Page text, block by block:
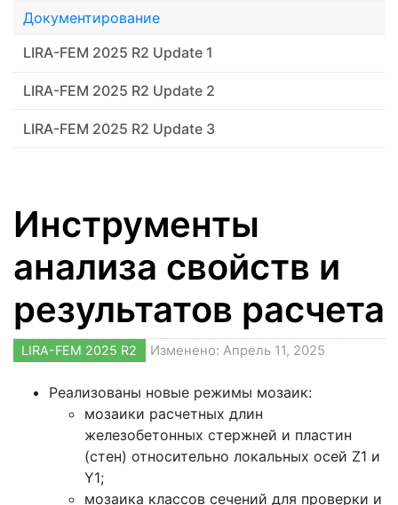
Документирование
LIRA-FEM 2025 R2 Update 1
LIRA-FEM 2025 R2 Update 2
LIRA-FEM 2025 R2 Update 3
Инструменты
анализа свойств и
результатов расчета
LIRA-FEM 2025 R2 Изменено: Апрель 11, 2025
Реализованы новые режимы мозаик:
мозаики расчетных длин
железобетонных стержней и пластин
(стен) относительно локальных осей Z1 и
Y1;
мозаика классов сечений для проверки и